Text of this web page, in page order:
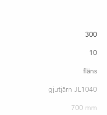
300
10
fläns
gjutjärn JL1040
700 mm